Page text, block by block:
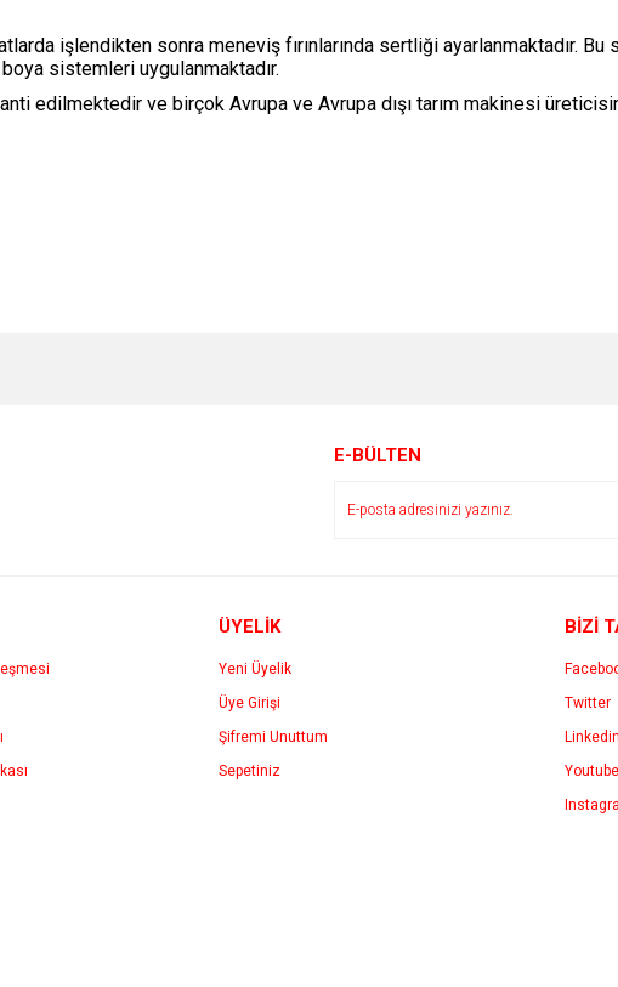
işlendikten sonra meneviş fırınlarında sertliği ayarlanmaktadır.
sistemleri uygulanmaktadır.
edilmektedir ve birçok Avrupa ve Avrupa dışı tarım makinesi
E-BÜLTEN
ÜYELİK
Yeni Üyelik
Üye Girişi
Şifremi Unuttum
Sepetiniz
BİZİ
Twitter
Linkedin
Youtube